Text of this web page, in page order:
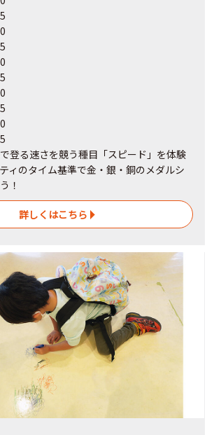
登る速さを競う種目「スピード」を体験
ィのタイム基準で金・銀・銅のメダルシ
！
詳しくはこちら